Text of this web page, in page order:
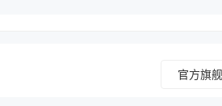
官方旗